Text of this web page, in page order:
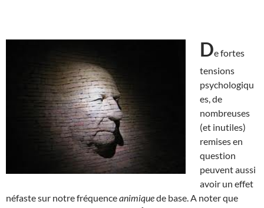
De fortes
tensions
psychologiqu
es, de
nombreuses
(et inutiles)
remises en
question
peuvent aussi
avoir un effet
néfaste sur notre fréquenceanimiquede base. A noter que